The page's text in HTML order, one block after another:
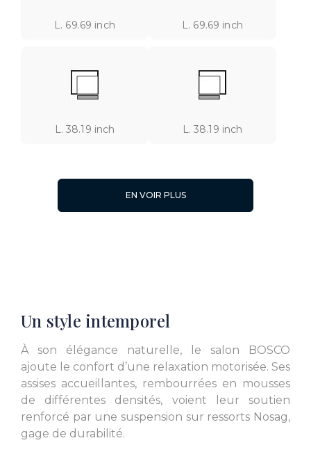
L. 69.69 inch L. 69.69 inch
L. 38.19 inch L. 38.19 inch
EN VOIR PLUS
Un style intemporel
À son élégance naturelle, le salon BOSCO
ajoute le confort d’une relaxation motorisée. Ses
assises accueillantes, rembourrées en mousses
de différentes densités, voient leur soutien
renforcé par une suspension sur ressorts Nosag,
gage de durabilité.